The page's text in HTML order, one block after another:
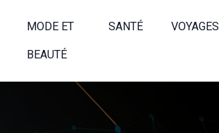
MODE ET
BEAUTÉ
SANTÉ VOYAGES